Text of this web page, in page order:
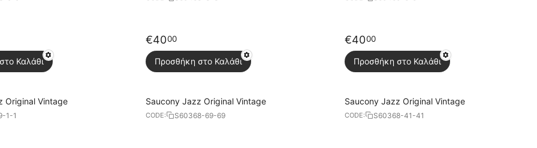
Καλάθι
€4000
Προσθήκη στο Καλάθι
€4000
Προσθήκη στο Καλάθι
Original Vintage
1-1
Saucony Jazz Original Vintage
CODE: S60368-69-69
Saucony Jazz Original Vintage
CODE: S60368-41-41